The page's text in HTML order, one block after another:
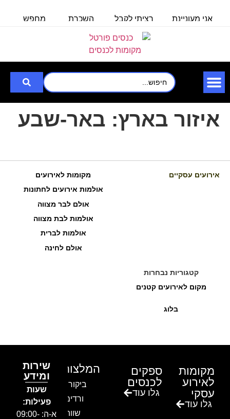
אני מעוניינת
רציתי לקבל
פרטים לכנס
לעובדים
השכרת
אולם/
כיתה
לצורך
מחפש
3000
איזור בארץ: באר-שבע
אירועים עסקיים
מקומות לאירועים
אולמות אירועים לחתונות
אולם לבר מצווה
אולמות לבת מצווה
אולמות לברית
אולם לחינה
קטגוריות נבחרות
מקום לאירועים קטנים
בלוג
מקומות
לאירוע
עסקי
גלו עוד
ספקים
לכנסים
גלו עוד
המלצות
ביקור בגן
ורדים –
שווה!!
שירות
ומידע
שעות
פעילות:
א-ה: 09:00-